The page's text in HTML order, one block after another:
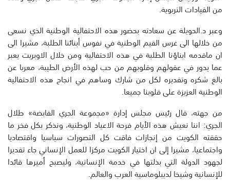
من القيادات التربوية.
وعبر د.الحويلة عن سعادته بحضور هذه الاحتفالية الوطنية الذي نسعى
من خلالها الى غرس القيم الوطنية في نفوس أبنائنا الطلبة، مشيرا الى
ان ماقدمه ابناؤنا الطلبة في هذه الاحتفالية ومن خلال الاوبريت يعبر
عما يدور في عقولهم وقلوبهم من حب لهذه الأرض الطيبة، معربا عن
بالغ شكره وتقديره لكل من شارك وساهم في انجاح هذه الاحتفالية
الوطنية العزيزة على قلوبنا جميعا.
من جهته، قال رئيس مجلس إدارة «مجموعة الجري القابضة» طلال
الجري: اننا نعيش هذه الأيام فرحة الاعياد الوطنية، ونذكر بكل فخر ما
حققته الكويت من إنجازات فاقت كل التصورات سياسيا واقتصاديا
واجتماعيا، مشيرا إلى ان اختيار الكويت مركزا للعمل الإنساني جاء تقديرا
لجهود الدولة التي بذلتها في خدمة الإنسانية، وليصبح أميرها قائدا
للإنسانية وشيخا لديبلوماسية العرب والعالم.